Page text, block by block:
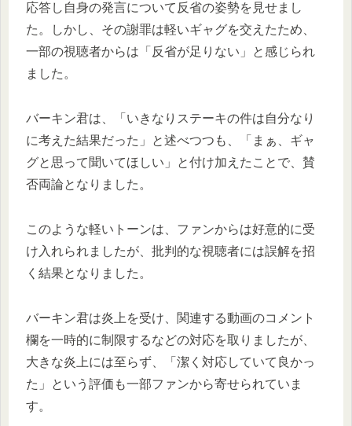
応答し自身の発言について反省の姿勢を見せまし
た。しかし、その謝罪は軽いギャグを交えたため、
一部の視聴者からは「反省が足りない」と感じられ
ました。
バーキン君は、「いきなりステーキの件は自分なり
に考えた結果だった」と述べつつも、「まぁ、ギャ
グと思って聞いてほしい」と付け加えたことで、賛
否両論となりました。
このような軽いトーンは、ファンからは好意的に受
け入れられましたが、批判的な視聴者には誤解を招
く結果となりました。
バーキン君は炎上を受け、関連する動画のコメント
欄を一時的に制限するなどの対応を取りましたが、
大きな炎上には至らず、「潔く対応していて良かっ
た」という評価も一部ファンから寄せられていま
す。